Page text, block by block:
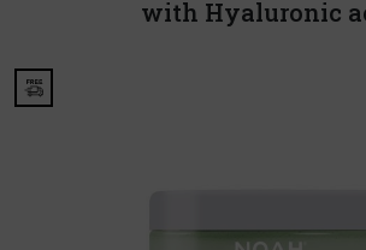
with Hyaluronic